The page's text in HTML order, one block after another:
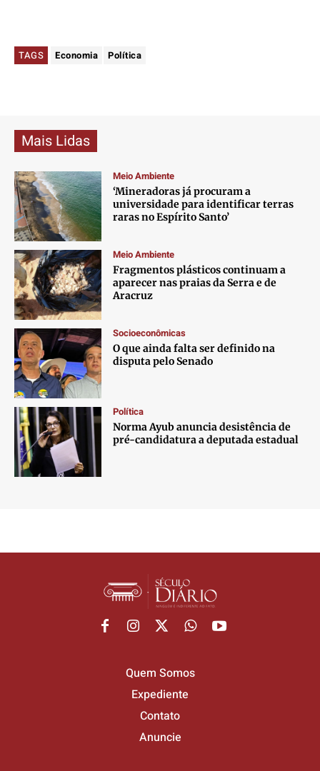
TAGS Economia Política
Mais Lidas
Meio Ambiente
‘Mineradoras já procuram a
universidade para identificar terras
raras no Espírito Santo’
Meio Ambiente
Fragmentos plásticos continuam a
aparecer nas praias da Serra e de
Aracruz
Socioeconômicas
O que ainda falta ser definido na
disputa pelo Senado
Política
Norma Ayub anuncia desistência de
pré-candidatura a deputada estadual
Quem Somos
Expediente
Contato
Anuncie